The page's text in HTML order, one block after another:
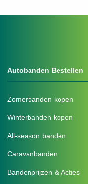
Autobanden Bestellen
Zomerbanden kopen
Winterbanden kopen
All-season banden
Caravanbanden
Bandenprijzen & Acties